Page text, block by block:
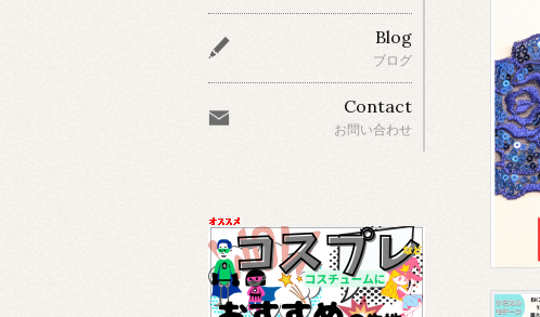
Blog
ブログ
Contact
お問い合わせ